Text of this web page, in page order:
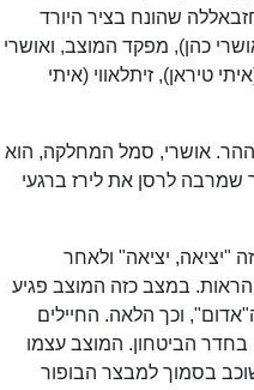
שהונח בציר היורד
כהן), מפקד המוצב, ואושרי
טיראן), זיתלאווי (איתי
ההר. אושרי, סמל המחלקה, הוא
שמרבה לרסן את לירז ברגעי
"יציאה, יציאה" ולאחר
במצב כזה המוצב פגיע
וכך הלאה. החיילים
הביטחון. המוצב עצמו
בסמוך למבצר הבופור